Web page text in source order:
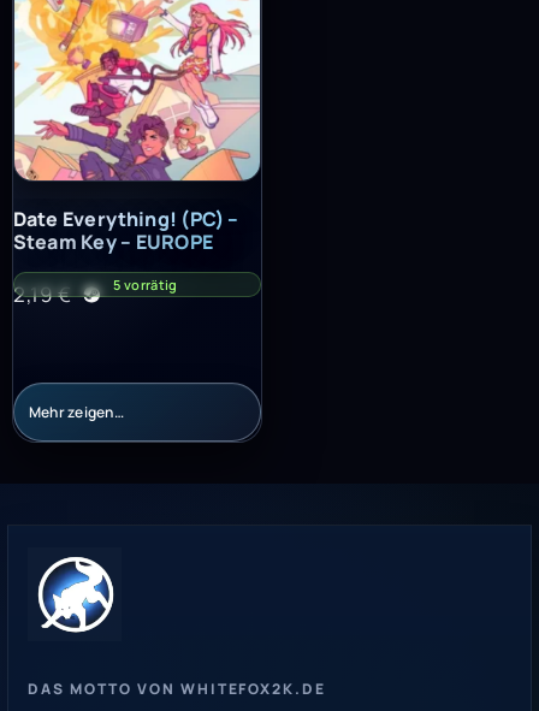
Date Everything! (PC) – Steam Key – EUROPE
Date Everything! (PC) –
Steam Key – EUROPE
2,19€ 5 vorrätig
Mehr zeigen…
DAS MOTTO VON WHITEFOX2K.DE